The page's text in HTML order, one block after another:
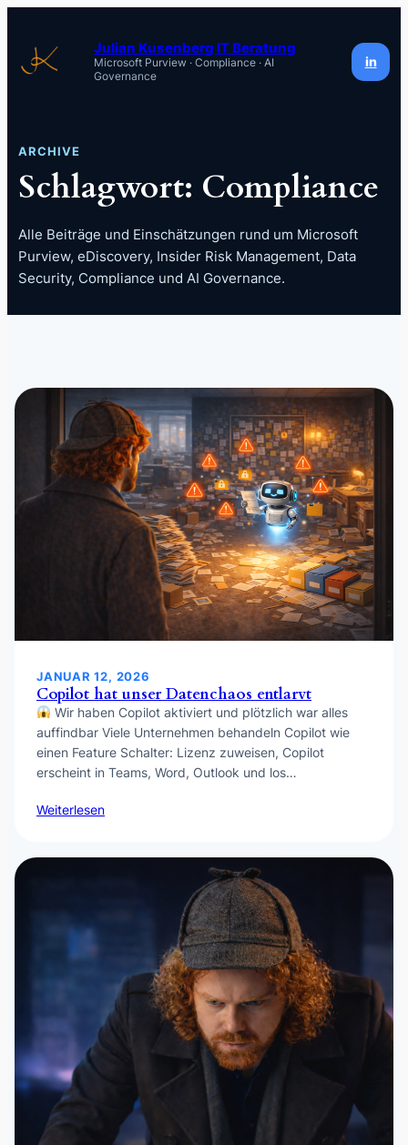
Inhalt
springen
Julian Kusenberg IT Beratung
Microsoft Purview · Compliance · AI
Governance
in
ARCHIVE
Schlagwort: Compliance
Alle Beiträge und Einschätzungen rund um Microsoft
Purview, eDiscovery, Insider Risk Management, Data
Security, Compliance und AI Governance.
JANUAR 12, 2026
Copilot hat unser Datenchaos entlarvt
Wir haben Copilot aktiviert und plötzlich war alles
auffindbar Viele Unternehmen behandeln Copilot wie
einen Feature Schalter: Lizenz zuweisen, Copilot
erscheint in Teams, Word, Outlook und los…
Weiterlesen